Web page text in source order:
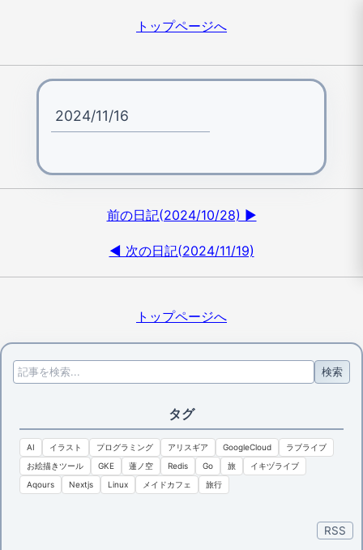
トップページへ
2024/11/16
前の日記(2024/10/28) ▶
◀ 次の日記(2024/11/19)
トップページへ
検索
タグ
AI イラスト プログラミング アリスギア GoogleCloud
ラブライブ
お絵描きツール
GKE 蓮ノ空 Redis Go 旅
イキヅライブ
Aqours
Nextjs Linux メイドカフェ 旅行
RSS